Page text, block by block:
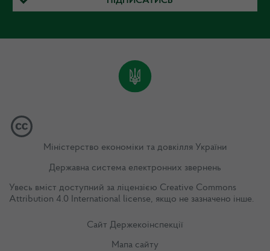
Міністерство економіки та довкілля України
Державна система електронних звернень
Увесь вміст доступний за ліцензією Creative Commons
Attribution 4.0 International license, якщо не зазначено інше.
Сайт Держекоінспекції
Мапа сайту